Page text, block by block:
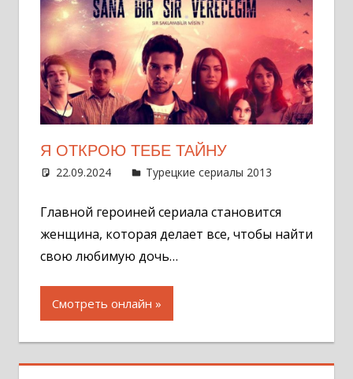
Я ОТКРОЮ ТЕБЕ ТАЙНУ
22.09.2024 Администратор
Турецкие сериалы 2013
Главной героиней сериала становится
женщина, которая делает все, чтобы найти
свою любимую дочь…
Смотреть онлайн